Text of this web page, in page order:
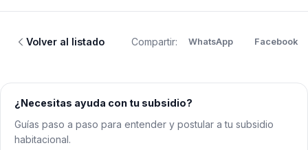
Volver al listado Compartir: WhatsApp Facebook
¿Necesitas ayuda con tu subsidio?
Guías paso a paso para entender y postular a tu subsidio
habitacional.